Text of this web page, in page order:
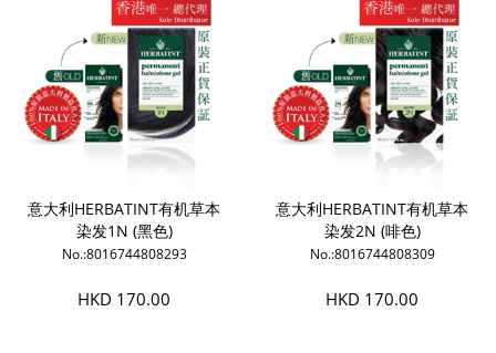
意大利HERBATINT有机草本
染发1N (黑色)
No.:8016744808293
HKD 170.00
意大利HERBATINT有机草本
染发2N (啡色)
No.:8016744808309
HKD 170.00